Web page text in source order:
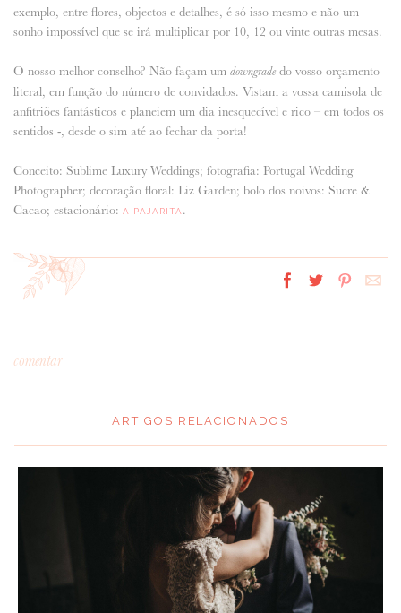
exemplo, entre flores, objectos e detalhes, é só isso mesmo e não um
sonho impossível que se irá multiplicar por 10, 12 ou vinte outras mesas.
O nosso melhor conselho? Não façam um downgrade do vosso orçamento
literal, em função do número de convidados. Vistam a vossa camisola de
anfitriões fantásticos e planeiem um dia inesquecível e rico – em todos os
sentidos -, desde o sim até ao fechar da porta!
Conceito: Sublime Luxury Weddings; fotografia: Portugal Wedding
Photographer; decoração floral: Liz Garden; bolo dos noivos: Sucre &
Cacao; estacionário: A PAJARITA .
comentar
ARTIGOS RELACIONADOS